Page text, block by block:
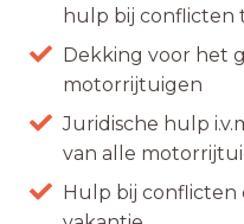
hulp bij conflicten
Dekking voor het
motorrijtuigen
Juridische hulp
van alle
Hulp bij